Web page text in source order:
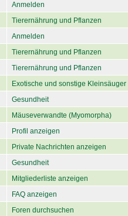
Anmelden
Tierernährung und Pflanzen
Anmelden
Tierernährung und Pflanzen
Tierernährung und Pflanzen
Exotische und sonstige Kleinsäuger
Gesundheit
Mäuseverwandte (Myomorpha)
Profil anzeigen
Private Nachrichten anzeigen
Gesundheit
Mitgliederliste anzeigen
FAQ anzeigen
Foren durchsuchen